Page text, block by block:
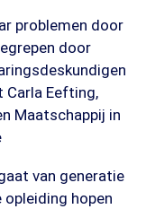
problemen door
door
Carla Eefting,
Maatschappij in
van generatie
hopen